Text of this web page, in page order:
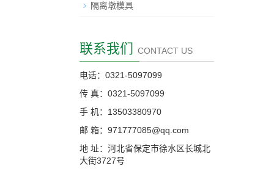
隔离墩模具
联系我们 CONTACT US
电话：0321-5097099
传 真：0321-5097099
手 机：13503380970
邮 箱：971777085@qq.com
地 址：河北省保定市徐水区长城北
大街3727号